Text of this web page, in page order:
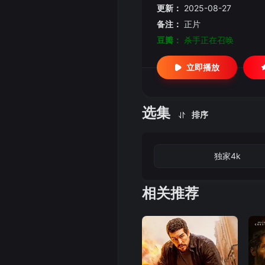
更新： 2025-08-27
备注： 正片
豆瓣： 杀手正在召唤
立即播放
选集 排序
独家4k
相关推荐